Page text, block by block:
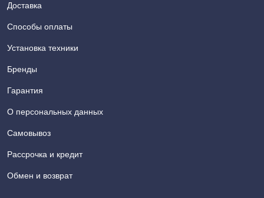
Доставка
Способы оплаты
Установка техники
Бренды
Гарантия
О персональных данных
Самовывоз
Рассрочка и кредит
Обмен и возврат